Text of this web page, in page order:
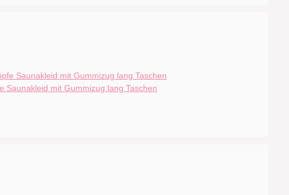
Saunakleid mit Gummizug lang Taschen